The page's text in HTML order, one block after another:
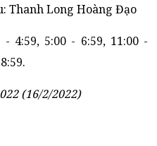
Thanh Long Hoàng Đạo
4:59, 5:00 - 6:59, 11:00 -
(16/2/2022)